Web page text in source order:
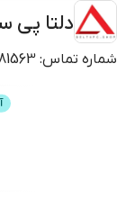
دلتا پی سی |
شماره تماس: